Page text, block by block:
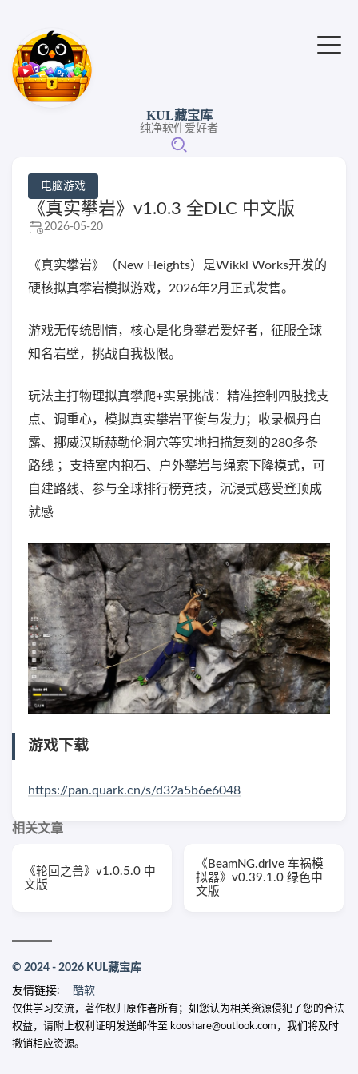
KUL藏宝库
纯净软件爱好者
电脑游戏
《真实攀岩》v1.0.3 全DLC 中文版
2026-05-20
《真实攀岩》（New Heights）是Wikkl Works开发的
硬核拟真攀岩模拟游戏，2026年2月正式发售。
游戏无传统剧情，核心是化身攀岩爱好者，征服全球
知名岩壁，挑战自我极限。
玩法主打物理拟真攀爬+实景挑战：精准控制四肢找支
点、调重心，模拟真实攀岩平衡与发力；收录枫丹白
露、挪威汉斯赫勒伦洞穴等实地扫描复刻的280多条
路线 ；支持室内抱石、户外攀岩与绳索下降模式，可
自建路线、参与全球排行榜竞技，沉浸式感受登顶成
就感
游戏下载
https://pan.quark.cn/s/d32a5b6e6048
相关文章
《轮回之兽》v1.0.5.0 中
文版
《BeamNG.drive 车祸模
拟器》v0.39.1.0 绿色中
文版
© 2024 - 2026 KUL藏宝库
友情链接: 酷软
仅供学习交流，著作权归原作者所有；如您认为相关资源侵犯了您的合法
权益，请附上权利证明发送邮件至 kooshare@outlook.com，我们将及时
撤销相应资源。